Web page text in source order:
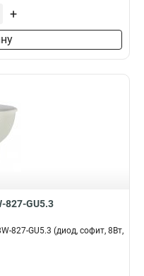
+
827-GU5.3
827-GU5.3 (диод, софит, 8Вт,